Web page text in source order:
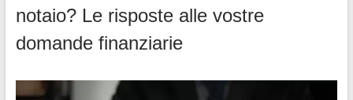
notaio? Le risposte alle vostre
domande finanziarie